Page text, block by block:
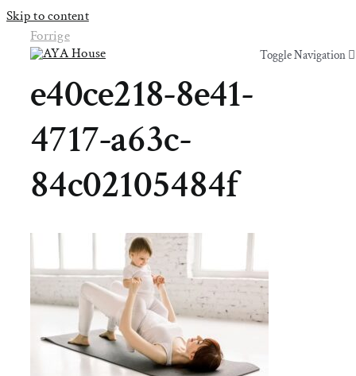
Skip to content
Toggle Navigation
Yoga & Bevægelse
Behandling
Events
Lokaler
Om AYA House
Toggle Navigation
Yoga & Bevægelse
Behandling
Uddannelser & kurser
Lokaler
Om AYA House
Forrige
e40ce218-8e41-
4717-a63c-
84c02105484f